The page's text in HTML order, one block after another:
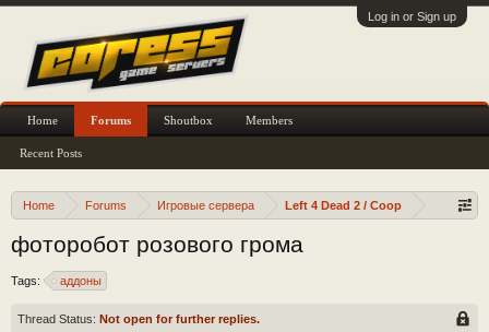
Log in or Sign up
Home Forums Игровые сервера Left 4 Dead 2 / Coop
фоторобот розового грома
Tags: аддоны
Thread Status: Not open for further replies.
Home Forums
Recent Posts
Shoutbox Members